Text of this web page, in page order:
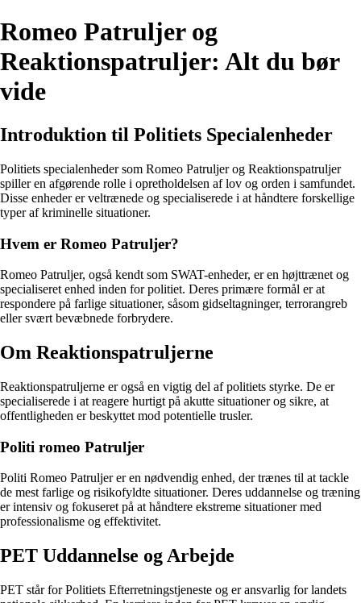
Romeo Patruljer og
Reaktionspatruljer: Alt du bør
vide
Introduktion til Politiets Specialenheder
Politiets specialenheder som Romeo Patruljer og Reaktionspatruljer
spiller en afgørende rolle i opretholdelsen af lov og orden i samfundet.
Disse enheder er veltrænede og specialiserede i at håndtere forskellige
typer af kriminelle situationer.
Hvem er Romeo Patruljer?
Romeo Patruljer, også kendt som SWAT-enheder, er en højttrænet og
specialiseret enhed inden for politiet. Deres primære formål er at
respondere på farlige situationer, såsom gidseltagninger, terrorangreb
eller svært bevæbnede forbrydere.
Om Reaktionspatruljerne
Reaktionspatruljerne er også en vigtig del af politiets styrke. De er
specialiserede i at reagere hurtigt på akutte situationer og sikre, at
offentligheden er beskyttet mod potentielle trusler.
Politi romeo Patruljer
Politi Romeo Patruljer er en nødvendig enhed, der trænes til at tackle
de mest farlige og risikofyldte situationer. Deres uddannelse og træning
er intensiv og fokuseret på at håndtere ekstreme situationer med
professionalisme og effektivitet.
PET Uddannelse og Arbejde
PET står for Politiets Efterretningstjeneste og er ansvarlig for landets